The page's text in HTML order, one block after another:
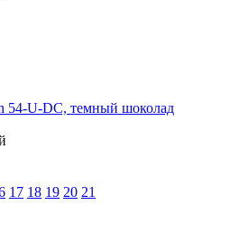
U-DC, темный шоколад
17 18 19 20 21